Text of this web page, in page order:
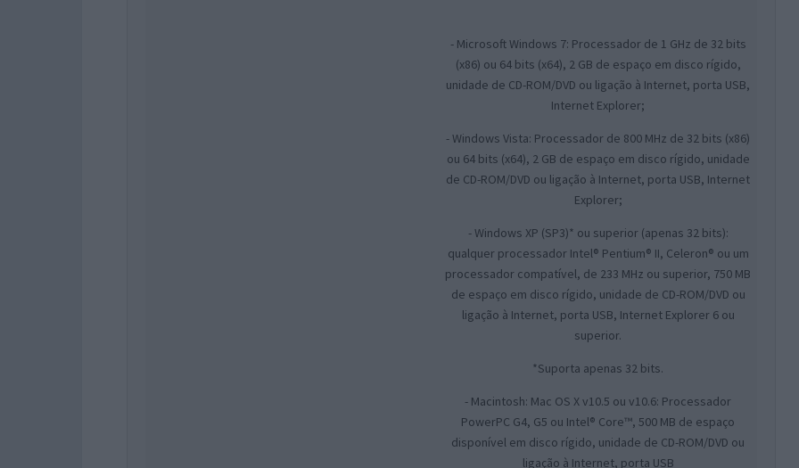
- Microsoft Windows 7: Processador de 1 GHz de 32 bits
(x86) ou 64 bits (x64), 2 GB de espaço em disco rígido,
unidade de CD-ROM/DVD ou ligação à Internet, porta USB,
Internet Explorer;
- Windows Vista: Processador de 800 MHz de 32 bits (x86)
ou 64 bits (x64), 2 GB de espaço em disco rígido, unidade
de CD-ROM/DVD ou ligação à Internet, porta USB, Internet
Explorer;
- Windows XP (SP3)* ou superior (apenas 32 bits):
qualquer processador Intel® Pentium® II, Celeron® ou um
processador compatível, de 233 MHz ou superior, 750 MB
de espaço em disco rígido, unidade de CD-ROM/DVD ou
ligação à Internet, porta USB, Internet Explorer 6 ou
superior.
*Suporta apenas 32 bits.
- Macintosh: Mac OS X v10.5 ou v10.6: Processador
PowerPC G4, G5 ou Intel® Core™, 500 MB de espaço
disponível em disco rígido, unidade de CD-ROM/DVD ou
ligação à Internet, porta USB